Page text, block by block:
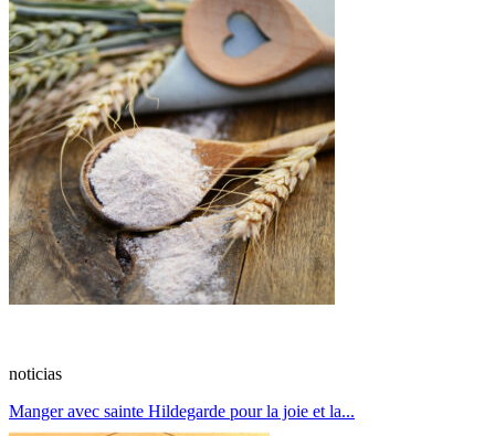
noticias
Manger avec sainte Hildegarde pour la joie et la...